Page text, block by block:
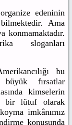
edeninin
Ama
konmamaktadır.
sloganları
bu
fırsatlar
kimselerin
bir lütuf olarak
imkânımız
konusunda